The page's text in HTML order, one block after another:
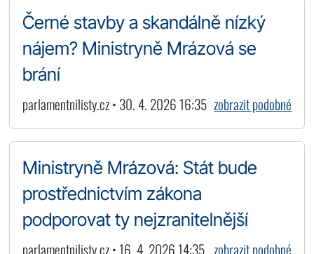
Černé stavby a skandálně nízký
nájem? Ministryně Mrázová se
brání
parlamentnilisty.cz • 30. 4. 2026 16:35 zobrazit podobné
Ministryně Mrázová: Stát bude
prostřednictvím zákona
podporovat ty nejzranitelnější
parlamentnilisty.cz • 16. 4. 2026 14:35 zobrazit podobné